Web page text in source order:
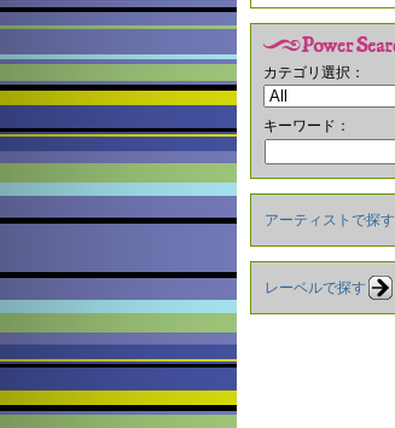
カテゴリ選択：
キーワード：
アーティストで探す
レーベルで探す